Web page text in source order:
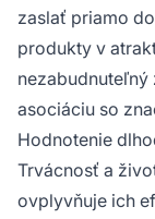
zaslať priamo
produkty v
asociáciu so
Hodnotenie
Trvácnosť a
ovplyvňuje ich